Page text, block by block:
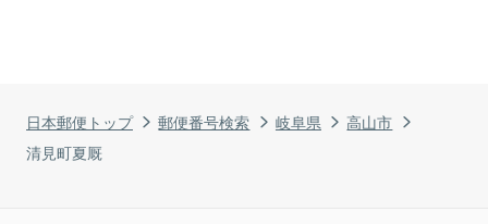
日本郵便トップ 郵便番号検索 岐阜県
高山市
清見町夏厩